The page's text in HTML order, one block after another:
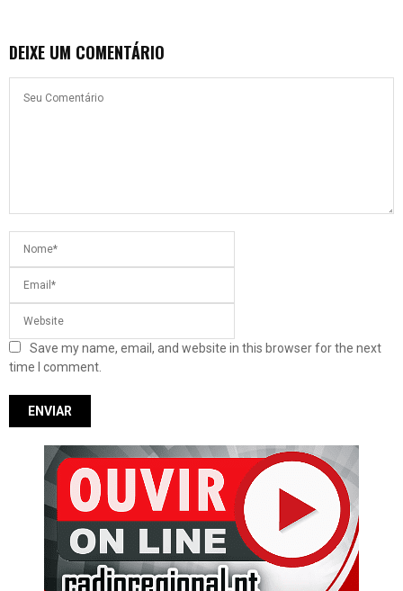
DEIXE UM COMENTÁRIO
Save my name, email, and website in this browser for the next
time I comment.